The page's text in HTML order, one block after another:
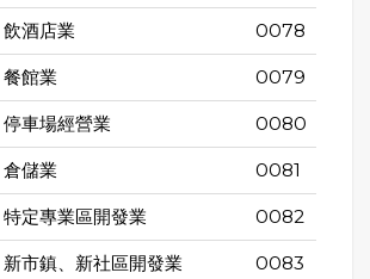
飲酒店業 0078
餐館業 0079
停車場經營業 0080
倉儲業 0081
特定專業區開發業 0082
新市鎮、新社區開發業 0083